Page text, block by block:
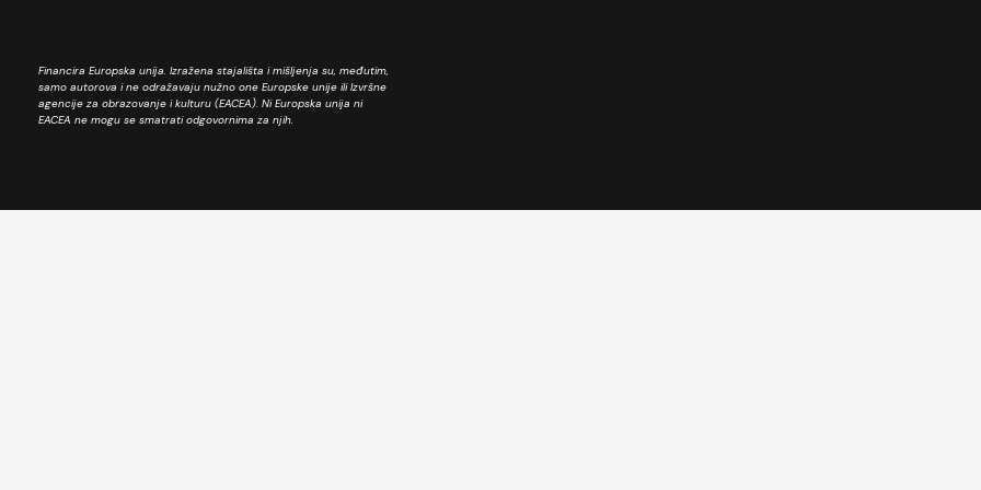
Financira Europska unija. Izražena stajališta i mišljenja su, međutim,
samo autorova i ne odražavaju nužno one Europske unije ili Izvršne
agencije za obrazovanje i kulturu (EACEA). Ni Europska unija ni
EACEA ne mogu se smatrati odgovornima za njih.